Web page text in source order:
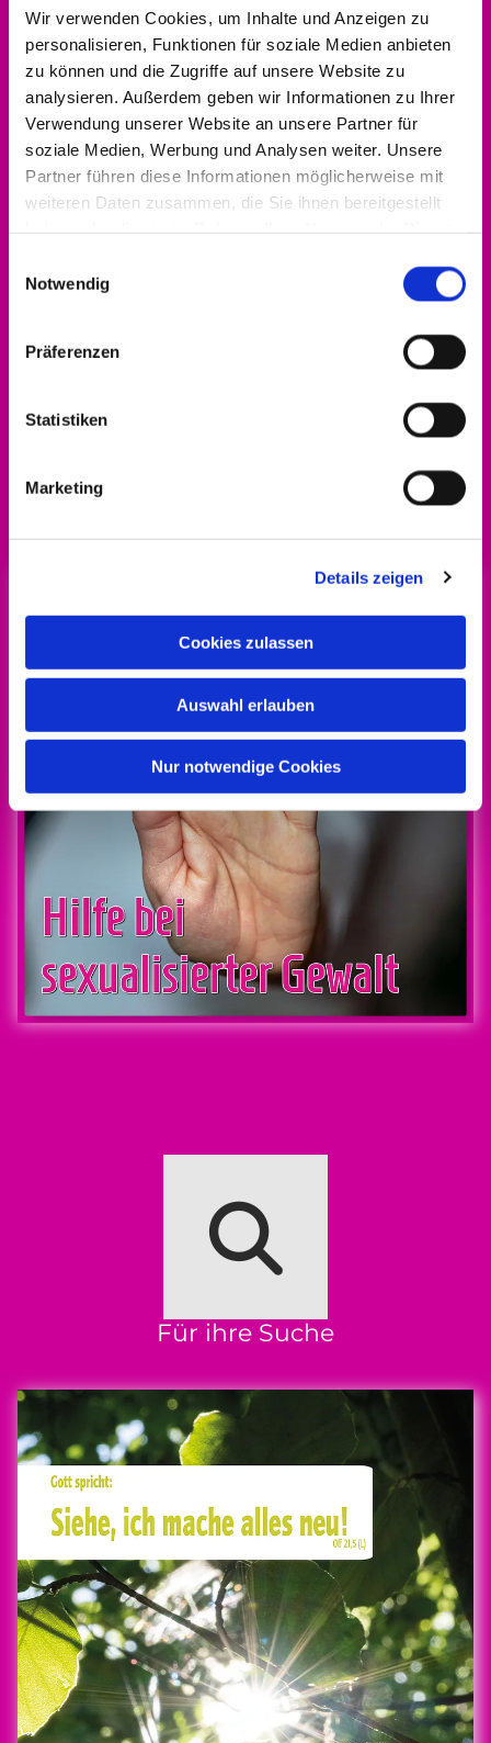
Wir verwenden Cookies, um Inhalte und Anzeigen zu
personalisieren, Funktionen für soziale Medien anbieten
zu können und die Zugriffe auf unsere Website zu
analysieren. Außerdem geben wir Informationen zu Ihrer
Verwendung unserer Website an unsere Partner für
soziale Medien, Werbung und Analysen weiter. Unsere
Partner führen diese Informationen möglicherweise mit
weiteren Daten zusammen, die Sie ihnen bereitgestellt
Notwendig
Präferenzen
Statistiken
Marketing
Details zeigen
Cookies zulassen
Auswahl erlauben
Nur notwendige Cookies
Alle Infos zum Engagement-Förderpreis gibt
Für ihre Suche